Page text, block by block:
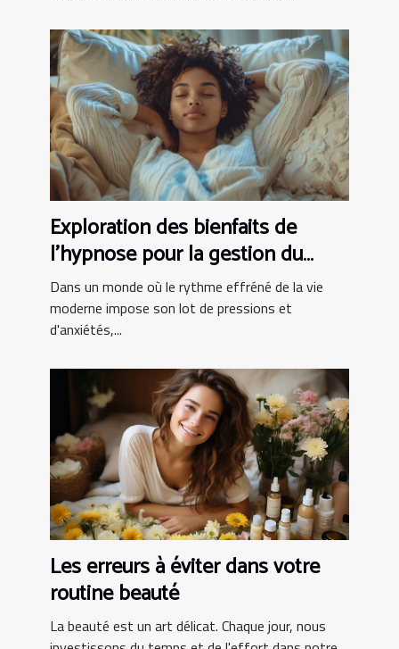
Exploration des bienfaits de
l'hypnose pour la gestion du
stress
Dans un monde où le rythme effréné de la vie
moderne impose son lot de pressions et
d'anxiétés,...
Les erreurs à éviter dans votre
routine beauté
La beauté est un art délicat. Chaque jour, nous